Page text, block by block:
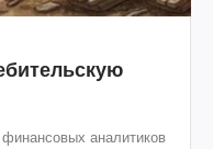
аналитиков